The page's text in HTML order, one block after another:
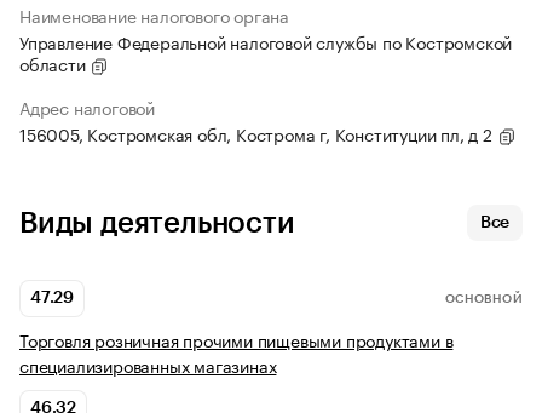
Наименование налогового органа
Управление Федеральной налоговой службы по Костромской
области
Адрес налоговой
156005, Костромская обл, Кострома г, Конституции пл, д 2
Виды деятельности Все
47.29 ОСНОВНОЙ
Торговля розничная прочими пищевыми продуктами в
специализированных магазинах
46.32